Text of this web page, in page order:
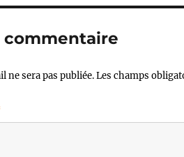
commentaire
ne sera pas publiée.Les champs